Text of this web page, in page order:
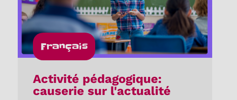
Français
Activité pédagogique:
causerie sur l'actualité